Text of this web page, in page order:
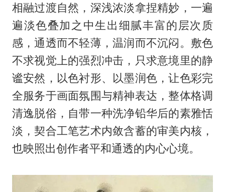
相融过渡自然，深浅浓淡拿捏精妙，一遍
遍淡色叠加之中生出细腻丰富的层次质
感，通透而不轻薄，温润而不沉闷。敷色
不求视觉上的强烈冲击，只求意境里的静
谧安然，以色衬形、以墨润色，让色彩完
全服务于画面氛围与精神表达，整体格调
清逸脱俗，自带一种洗净铅华后的素雅恬
淡，契合工笔艺术内敛含蓄的审美内核，
也映照出创作者平和通透的内心心境。